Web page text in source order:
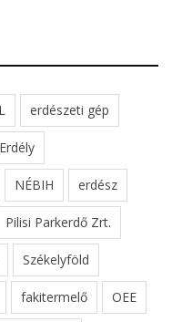
erdészeti gép
Erdély
NÉBIH erdész
Pilisi Parkerdő Zrt.
Székelyföld
fakitermelő OEE